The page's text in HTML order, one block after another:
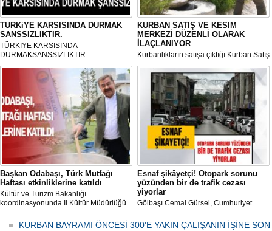
TÜRKiYE KARSISINDA DURMAK
SANSSIZLIKTIR.
TÜRKIYE KARSISINDA
DURMAKSANSSIZLIKTIR.
KURBAN SATIŞ VE KESİM
MERKEZİ DÜZENLİ OLARAK
İLAÇLANIYOR
Kurbanlıkların satışa çıktığı Kurban Satış
ve Kesim Merkezi, haşere ve
mikropların önüne geçilmesi amacıyla
her gün Gölbaşı Belediyesi ekipleri
tarafından düzenli olarak ilaçlanıyor.
Başkan Odabaşı, Türk Mutfağı
Haftası etkinliklerine katıldı
Kültür ve Turizm Bakanlığı
koordinasyonunda İl Kültür Müdürlüğü
Haftası" etkinlikleri Ankara'da devam
Esnaf şikâyetçi! Otopark sorunu
yüzünden bir de trafik cezası
yiyorlar
Gölbaşı Cemal Gürsel, Cumhuriyet
bulunan esnaf ve alışverişe gelen
KURBAN BAYRAMI ÖNCESİ 300'E YAKIN ÇALIŞANIN İŞİNE